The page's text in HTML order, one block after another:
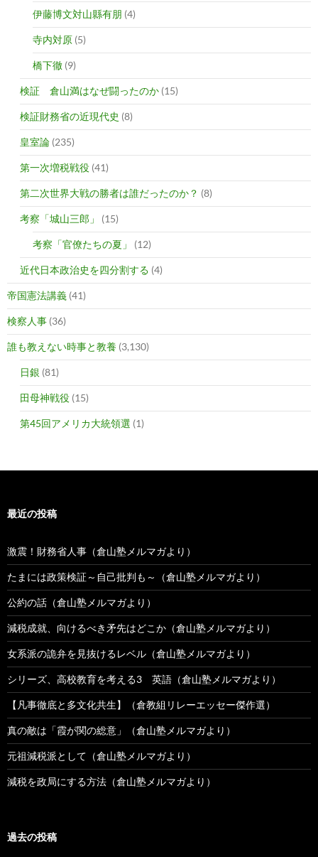
伊藤博文対山縣有朋 (4)
寺内対原 (5)
橋下徹 (9)
検証 倉山満はなぜ闘ったのか (15)
検証財務省の近現代史 (8)
皇室論 (235)
第一次増税戦役 (41)
第二次世界大戦の勝者は誰だったのか？ (8)
考察「城山三郎」 (15)
考察「官僚たちの夏」 (12)
近代日本政治史を四分割する (4)
帝国憲法講義 (41)
検察人事 (36)
誰も教えない時事と教養 (3,130)
日銀 (81)
田母神戦役 (15)
第45回アメリカ大統領選 (1)
最近の投稿
激震！財務省人事（倉山塾メルマガより）
たまには政策検証～自己批判も～（倉山塾メルマガより）
公約の話（倉山塾メルマガより）
減税成就、向けるべき矛先はどこか（倉山塾メルマガより）
女系派の詭弁を見抜けるレベル（倉山塾メルマガより）
シリーズ、高校教育を考える3 英語（倉山塾メルマガより）
【凡事徹底と多文化共生】（倉教組リレーエッセー傑作選）
真の敵は「霞が関の総意」（倉山塾メルマガより）
元祖減税派として（倉山塾メルマガより）
減税を政局にする方法（倉山塾メルマガより）
過去の投稿